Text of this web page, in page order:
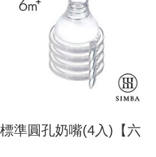
準圓孔奶嘴(4入)【六